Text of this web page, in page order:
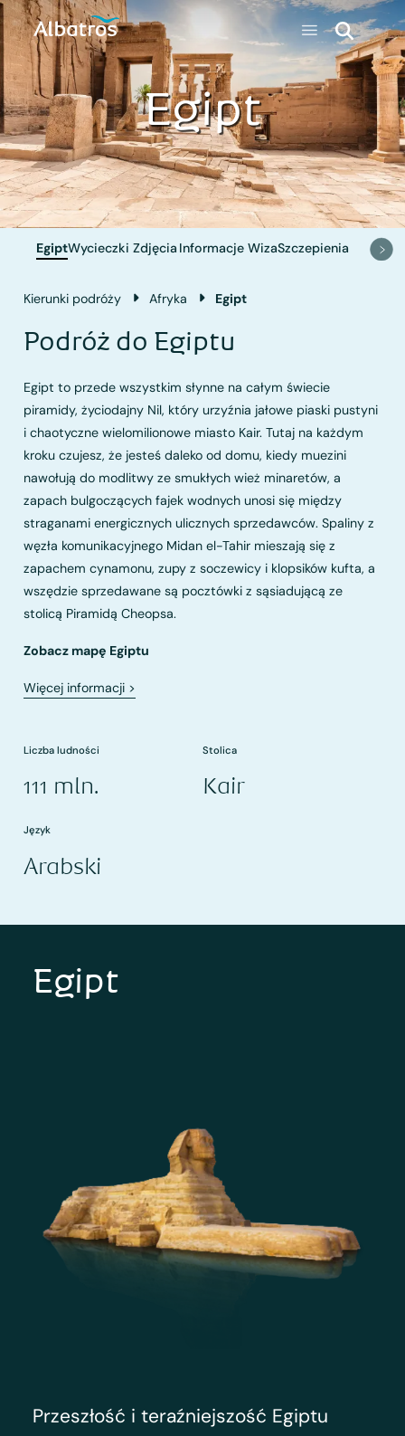
Egipt
EgiptWycieczki Zdjęcia Informacje WizaSzczepienia
Kierunki podróży Afryka Egipt
Podróż do Egiptu
Egipt to przede wszystkim słynne na całym świecie
piramidy, życiodajny Nil, który urzyźnia jałowe piaski pustyni
i chaotyczne wielomilionowe miasto Kair. Tutaj na każdym
kroku czujesz, że jesteś daleko od domu, kiedy muezini
nawołują do modlitwy ze smukłych wież minaretów, a
zapach bulgoczących fajek wodnych unosi się między
straganami energicznych ulicznych sprzedawców. Spaliny z
węzła komunikacyjnego Midan el-Tahir mieszają się z
zapachem cynamonu, zupy z soczewicy i klopsików kufta, a
wszędzie sprzedawane są pocztówki z sąsiadującą ze
stolicą Piramidą Cheopsa.
Zobacz mapę Egiptu
Więcej informacji >
Liczba ludności
111 mln.
Stolica
Kair
Język
Arabski
Egipt
Przeszłość i teraźniejszość Egiptu